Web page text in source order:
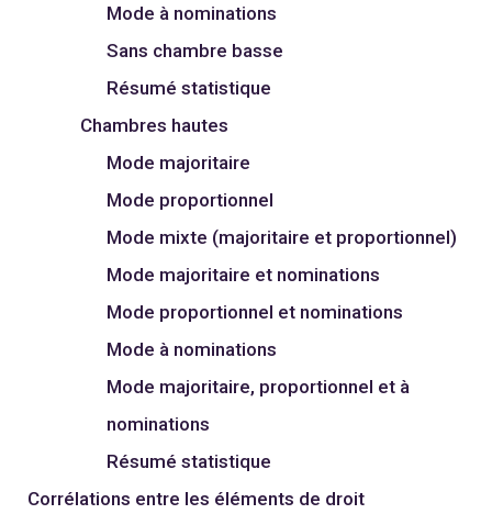
Mode à nominations
Sans chambre basse
Résumé statistique
Chambres hautes
Mode majoritaire
Mode proportionnel
Mode mixte (majoritaire et proportionnel)
Mode majoritaire et nominations
Mode proportionnel et nominations
Mode à nominations
Mode majoritaire, proportionnel et à
nominations
Résumé statistique
Corrélations entre les éléments de droit